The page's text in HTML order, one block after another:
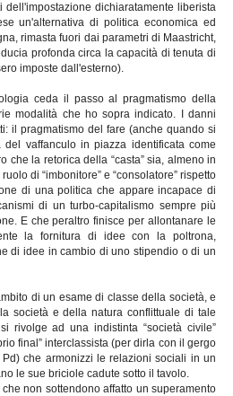
dichiaratamente liberista
un'alternativa di politica economica ed
rimasta fuori dai parametri di Maastricht,
profonda circa la capacità di tenuta di
imposte dall'esterno).
ceda il passo al pragmatismo della
modalità che ho sopra indicato. I danni
il pragmatismo del fare (anche quando si
vaffanculo in piazza identificata come
che la retorica della “casta” sia, almeno in
di “imbonitore” e “consolatore” rispetto
di una politica che appare incapace di
di un turbo-capitalismo sempre più
E che peraltro finisce per allontanare le
la fornitura di idee con la poltrona,
di idee in cambio di uno stipendio o di un
di un esame di classe della società, e
società e della natura conflittuale di tale
rivolge ad una indistinta “società civile”
final” interclassista (per dirla con il gergo
che armonizzi le relazioni sociali in un
le sue briciole cadute sotto il tavolo.
non sottendono affatto un superamento